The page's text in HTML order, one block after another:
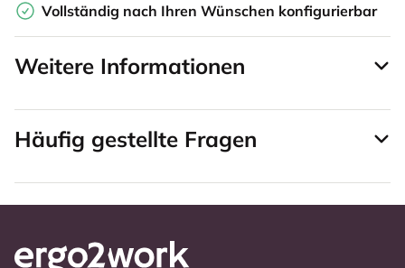
Vollständig nach Ihren Wünschen konfigurierbar
Weitere Informationen
Häufig gestellte Fragen